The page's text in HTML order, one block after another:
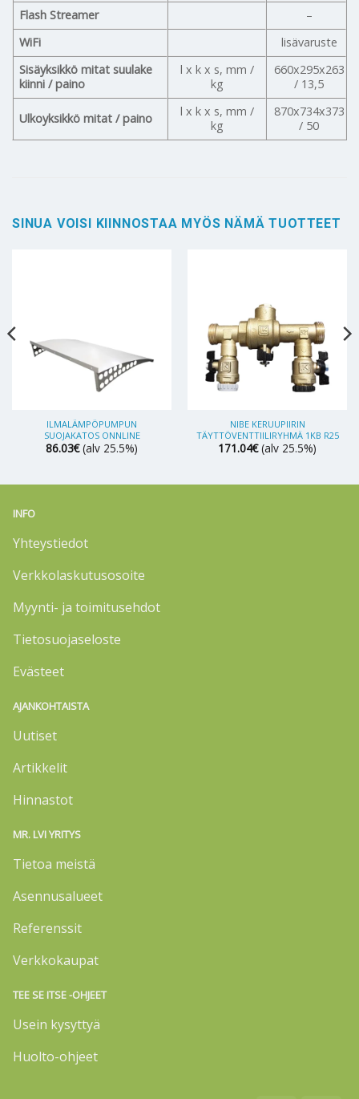
Flash Streamer
–
WiFi
lisävaruste
Sisäyksikkö mitat suulake
kiinni / paino
l x k x s, mm /
kg
660x295x263
/ 13,5
Ulkoyksikkö mitat / paino
l x k x s, mm /
kg
870x734x373
/ 50
SINUA VOISI KIINNOSTAA MYÖS NÄMÄ TUOTTEET
ILMALÄMPÖPUMPUN
SUOJAKATOS ONNLINE
86.03€ (alv 25.5%)
NIBE KERUUPIIRIN
TÄYTTÖVENTTIILIRYHMÄ 1KB R25
171.04€ (alv 25.5%)
INFO
Yhteystiedot
Verkkolaskutusosoite
Myynti- ja toimitusehdot
Tietosuojaseloste
Evästeet
AJANKOHTAISTA
Uutiset
Artikkelit
Hinnastot
MR. LVI YRITYS
Tietoa meistä
Asennusalueet
Referenssit
Verkkokaupat
TEE SE ITSE -OHJEET
Usein kysyttyä
Huolto-ohjeet